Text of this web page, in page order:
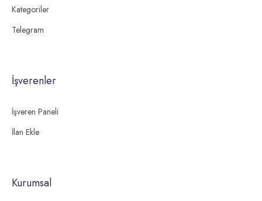
Kategoriler
Telegram
İşverenler
İşveren Paneli
İlan Ekle
Kurumsal